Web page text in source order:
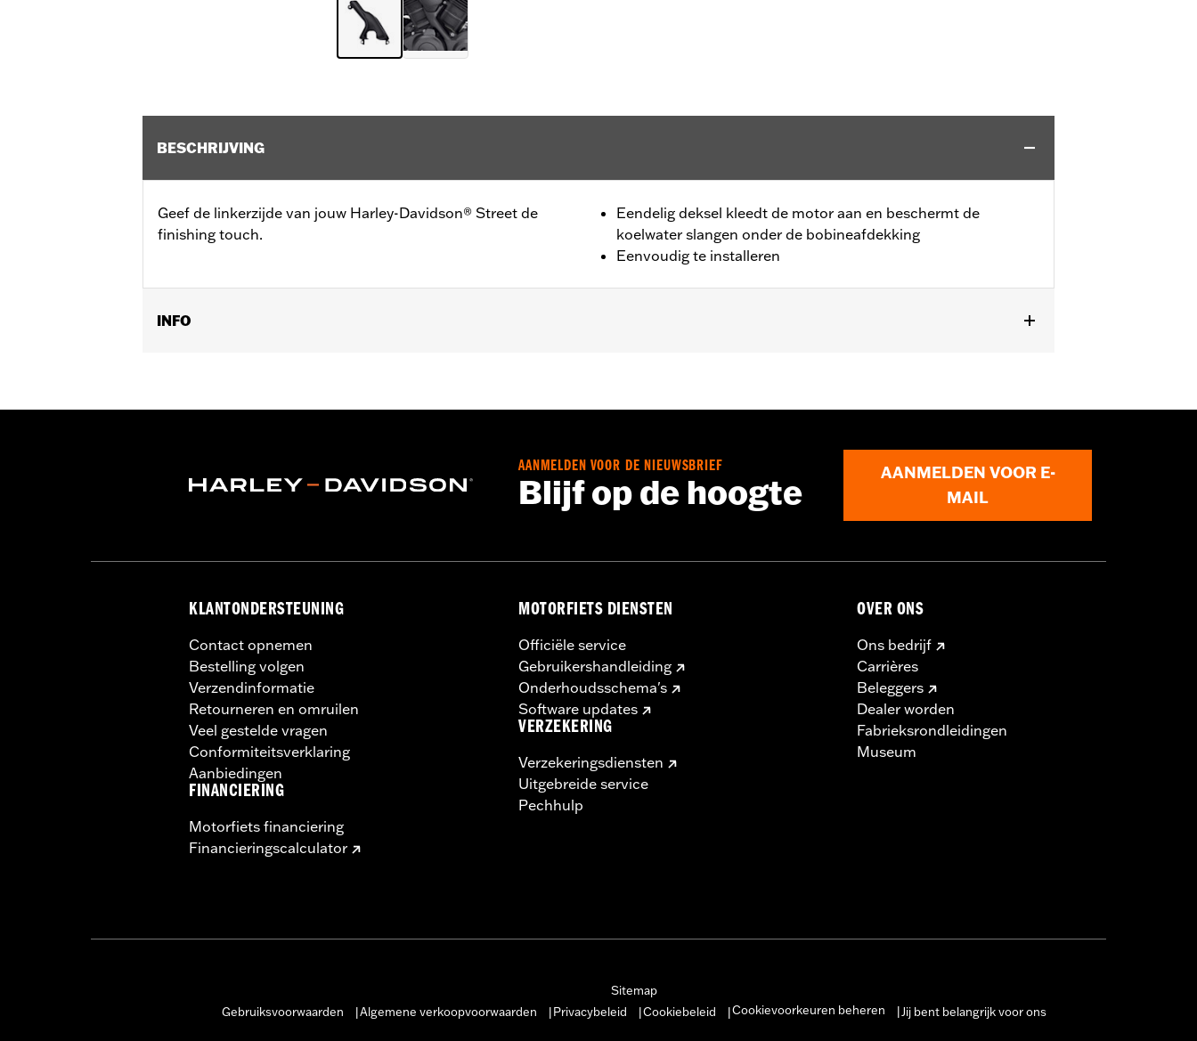
BESCHRIJVING
Geef de linkerzijde van jouw Harley-Davidson® Street de
finishing touch.
Eendelig deksel kleedt de motor aan en beschermt de
koelwater slangen onder de bobineafdekking
Eenvoudig te installeren
INFO
Per stuk verkocht:Elk
AANMELDEN VOOR DE NIEUWSBRIEF
Blijf op de hoogte
AANMELDEN VOOR E-
MAIL
KLANTONDERSTEUNING
Contact opnemen
Bestelling volgen
Verzendinformatie
Retourneren en omruilen
Veel gestelde vragen
Conformiteitsverklaring
Aanbiedingen
FINANCIERING
Motorfiets financiering
Financieringscalculator
MOTORFIETS DIENSTEN
Officiële service
Gebruikershandleiding
Onderhoudsschema's
Software updates
VERZEKERING
Verzekeringsdiensten
Uitgebreide service
Pechhulp
OVER ONS
Ons bedrijf
Carrières
Beleggers
Dealer worden
Fabrieksrondleidingen
Museum
Sitemap
Gebruiksvoorwaarden
Algemene verkoopvoorwaarden Privacybeleid Cookiebeleid Cookievoorkeuren beheren Jij bent belangrijk voor ons